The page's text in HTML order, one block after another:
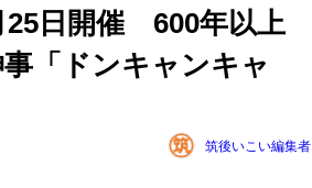
25日開催 600年以上
「ドンキャンキャ
筑後いこい編集者